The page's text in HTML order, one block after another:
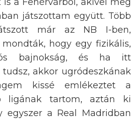
játszottam együtt. Több
már az NB I-ben,
hogy egy fizikális,
bajnokság, és ha itt
akkor ugródeszkának
kissé emlékeztet a
ligának tartom, aztán ki
egyszer a Real Madridban